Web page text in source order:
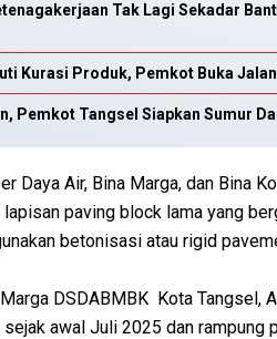
Tak Lagi Sekadar
Kurasi Produk, Pemkot Buka
Pemkot Tangsel Siapkan Sumur
Daya Air, Bina Marga, dan Bina
paving block lama yang
betonisasi atau rigid
DSDABMBK Kota Tangsel,
sejak awal Juli 2025 dan rampung